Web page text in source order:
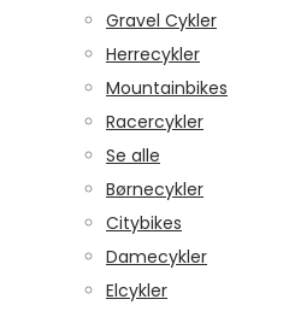
Gravel Cykler
Herrecykler
Mountainbikes
Racercykler
Se alle
Børnecykler
Citybikes
Damecykler
Elcykler